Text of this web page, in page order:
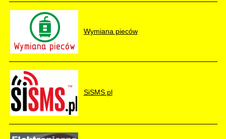
Wymiana pieców
SiSMS.pl